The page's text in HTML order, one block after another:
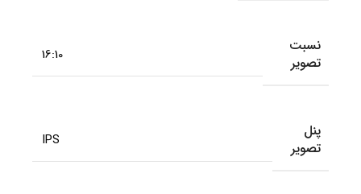
نسبت
تصویر
16:10
پنل
تصویر
IPS